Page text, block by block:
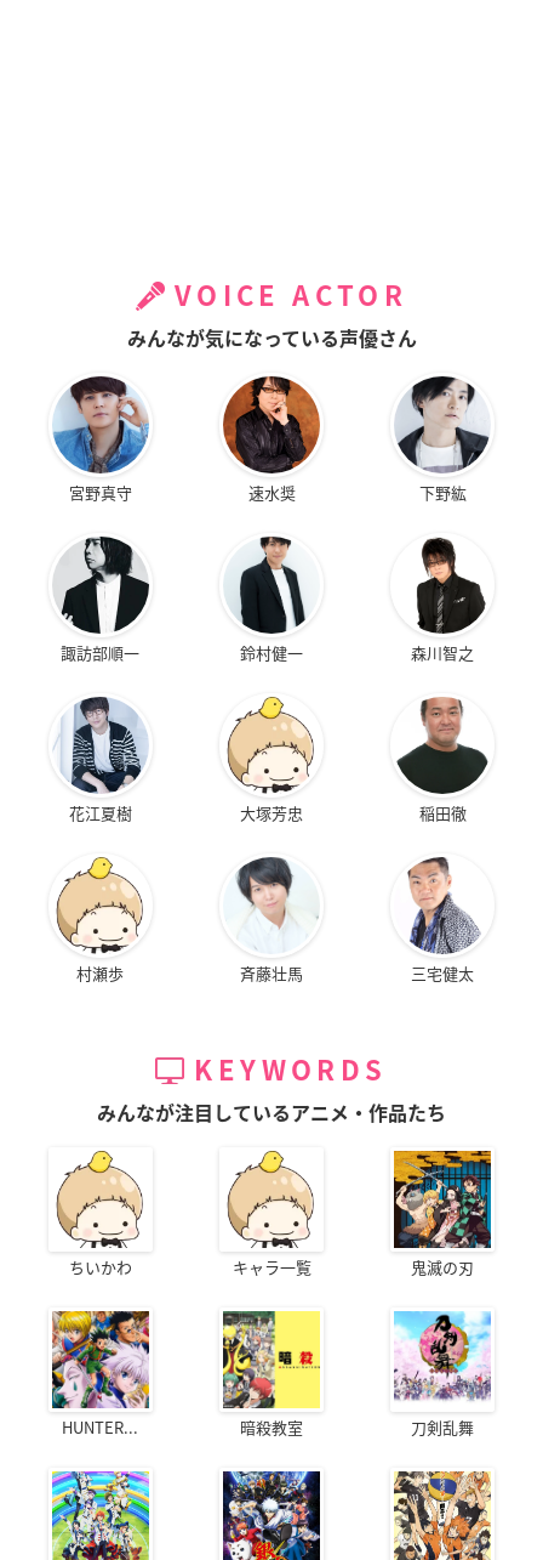
VOICE ACTOR
みんなが気になっている声優さん
宮野真守 速水奨 下野紘
諏訪部順一 鈴村健一 森川智之
花江夏樹 大塚芳忠 稲田徹
村瀬歩 斉藤壮馬 三宅健太
KEYWORDS
みんなが注目しているアニメ・作品たち
ちいかわ キャラ一覧 鬼滅の刃
HUNTER... 暗殺教室 刀剣乱舞